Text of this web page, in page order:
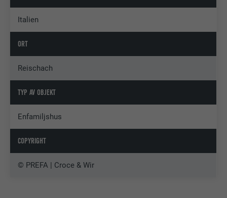
Italien
ORT
Reischach
TYP AV OBJEKT
Enfamiljshus
COPYRIGHT
© PREFA | Croce & Wir